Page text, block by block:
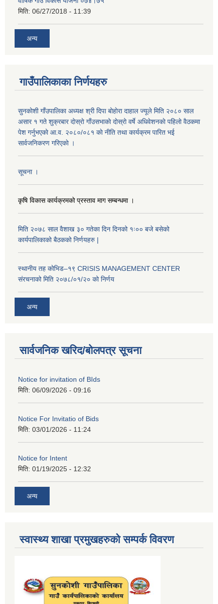
मिति: 06/27/2018 - 11:39
अन्य
गाउँपालिकाका निर्णयहरु
सुनकाेशी गाँउपालिका अध्यक्ष श्री दिपा बाेहाेरा दाहाल ज्यूले मिति २०८० साल
असार १ गते शुक्रबार दाेस्राे गाँउसभाकाे दाेस्राे वर्षे अधिवेशनकाे पहिलाे वैठकमा
पेश गर्नुभएकाे आ.व. २०८०/०८१ काे नीति तथा कार्यक्रम पारित भई
सार्वजनिकरण गरिएकाे ।
सूचना ।
कृषि विकास कार्यक्रमको प्रस्ताव माग सम्बन्धमा ।
मिति २०७८ साल वैशाख ३० गतेका दिन दिनको १ः०० बजे बसेको
कार्यपालिकाको बैठकको निर्णयहरु |
स्थानीय तह कोभिड–१९ CRISIS MANAGEMENT CENTER
संरचनाको मिति २०७८/०१/२० को निर्णय
अन्य
सार्वजनिक खरिद/बोलपत्र सूचना
Notice for invitation of BIds
मिति: 06/09/2026 - 09:16
Notice For Invitatio of Bids
मिति: 03/01/2026 - 11:24
Notice for Intent
मिति: 01/19/2025 - 12:32
अन्य
स्वास्थ्य शाखा प्रमुखहरुको सम्पर्क विवरण